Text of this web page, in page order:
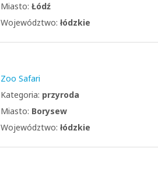
Miasto: Łódź
Województwo: łódzkie
Zoo Safari
Kategoria: przyroda
Miasto: Borysew
Województwo: łódzkie